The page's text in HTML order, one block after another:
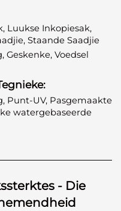
Luukse Inkopiesak,
Staande Saadjie
Geskenke, Voedsel
Punt-UV, Pasgemaakte
watergebaseerde
- Die